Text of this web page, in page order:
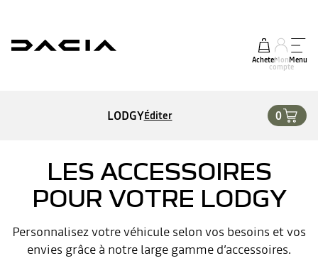
AcheterMon
compte
Menu
LODGYÉditer 0
LES ACCESSOIRES
POUR VOTRE LODGY
Personnalisez votre véhicule selon vos besoins et vos
envies grâce à notre large gamme d’accessoires.